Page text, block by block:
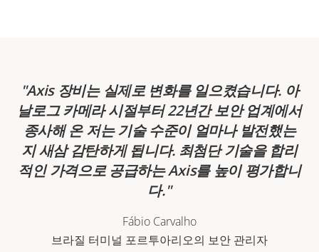
Axis 장비는 실제로 변화를 일으켰습니다. 아
날로그 카메라 시절부터 22년간 보안 업계에서
종사해 온 저는 기술 수준이 얼마나 발전했는
지 새삼 감탄하게 됩니다. 최첨단 기술을 합리
적인 가격으로 공급하는 Axis를 높이 평가합니
다.
Fábio Carvalho
브라질 터미널 포르투아리오의 보안 관리자